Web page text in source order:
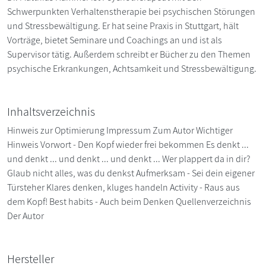
Schwerpunkten Verhaltenstherapie bei psychischen Störungen
und Stressbewältigung. Er hat seine Praxis in Stuttgart, hält
Vorträge, bietet Seminare und Coachings an und ist als
Supervisor tätig. Außerdem schreibt er Bücher zu den Themen
psychische Erkrankungen, Achtsamkeit und Stressbewältigung.
Inhaltsverzeichnis
Hinweis zur Optimierung Impressum Zum Autor Wichtiger
Hinweis Vorwort - Den Kopf wieder frei bekommen Es denkt ...
und denkt ... und denkt ... und denkt ... Wer plappert da in dir?
Glaub nicht alles, was du denkst Aufmerksam - Sei dein eigener
Türsteher Klares denken, kluges handeln Activity - Raus aus
dem Kopf! Best habits - Auch beim Denken Quellenverzeichnis
Der Autor
Hersteller